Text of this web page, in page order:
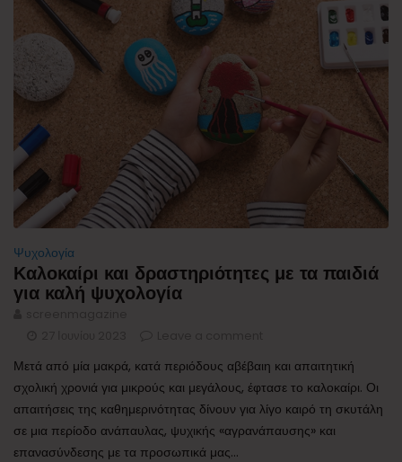
Ψυχολογία
Καλοκαίρι και δραστηριότητες με τα παιδιά
για καλή ψυχολογία
Μετά από μία μακρά, κατά περιόδους αβέβαιη και απαιτητική
σχολική χρονιά για μικρούς και μεγάλους, έφτασε το καλοκαίρι. Οι
απαιτήσεις της καθημερινότητας δίνουν για λίγο καιρό τη σκυτάλη
σε μια περίοδο ανάπαυλας, ψυχικής «αγρανάπαυσης» και
επανασύνδεσης με τα προσωπικά μας...